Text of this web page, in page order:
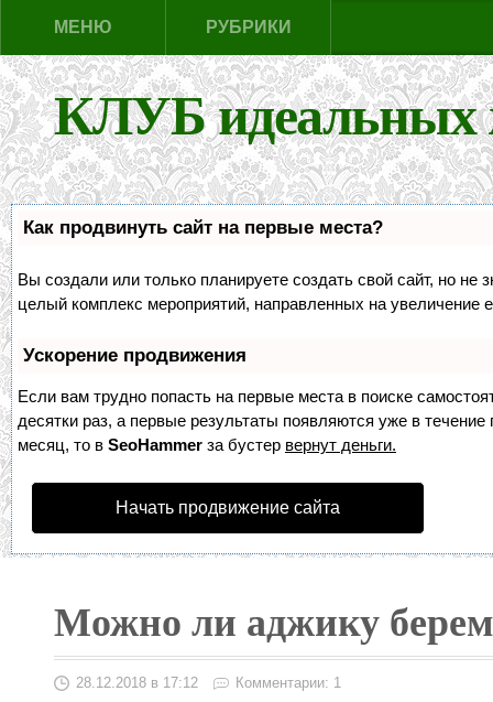
МЕНЮ РУБРИКИ
КЛУБ идеальных
Как продвинуть сайт на первые места?
Вы создали или только планируете создать свой сайт, но не
целый комплекс мероприятий, направленных на увеличение
Ускорение продвижения
Если вам трудно попасть на первые места в поиске
десятки раз, а первые результаты появляются уже в
месяц, то в SeoHammer за бустер вернут деньги.
Начать продвижение сайта
Можно ли аджику
28.12.2018 в 17:12 Комментарии: 1